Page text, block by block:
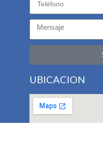
UBICACION